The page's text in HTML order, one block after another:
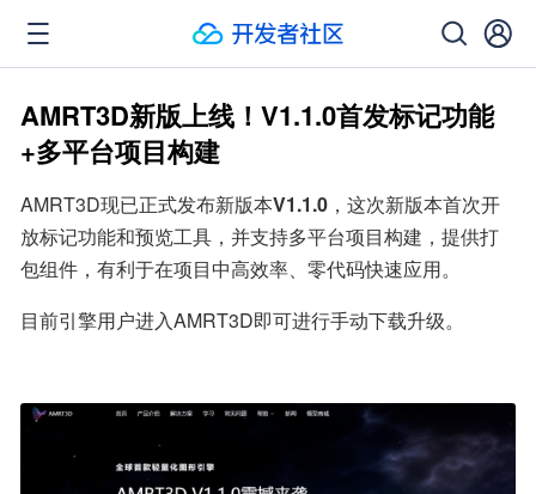
AMRT3D新版上线！V1.1.0首发标记功能
+多平台项目构建
AMRT3D现已正式发布新版本V1.1.0 ，这次新版本首次开
放标记功能和预览工具，并支持多平台项目构建，提供打
包组件，有利于在项目中高效率、零代码快速应用。
目前引擎用户进入AMRT3D即可进行手动下载升级。